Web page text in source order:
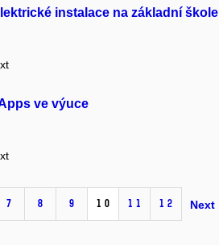
instalace na základní škole
ve výuce
7 8 9 10 11 12 Next